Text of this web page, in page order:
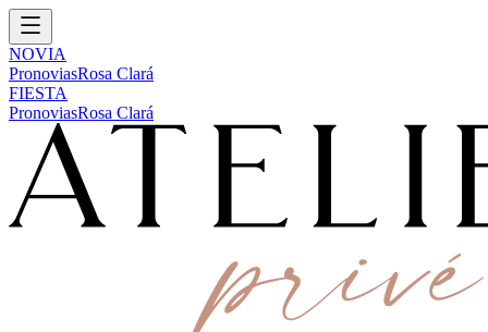
NOVIA
PronoviasRosa Clará
FIESTA
PronoviasRosa Clará